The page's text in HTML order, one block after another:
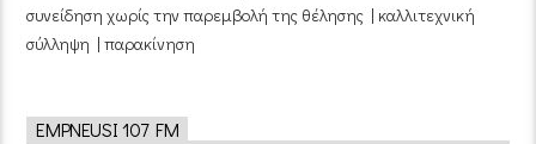
συνείδηση χωρίς την παρεμβολή της θέλησης | καλλιτεχνική
σύλληψη | παρακίνηση
EMPNEUSI 107 FM